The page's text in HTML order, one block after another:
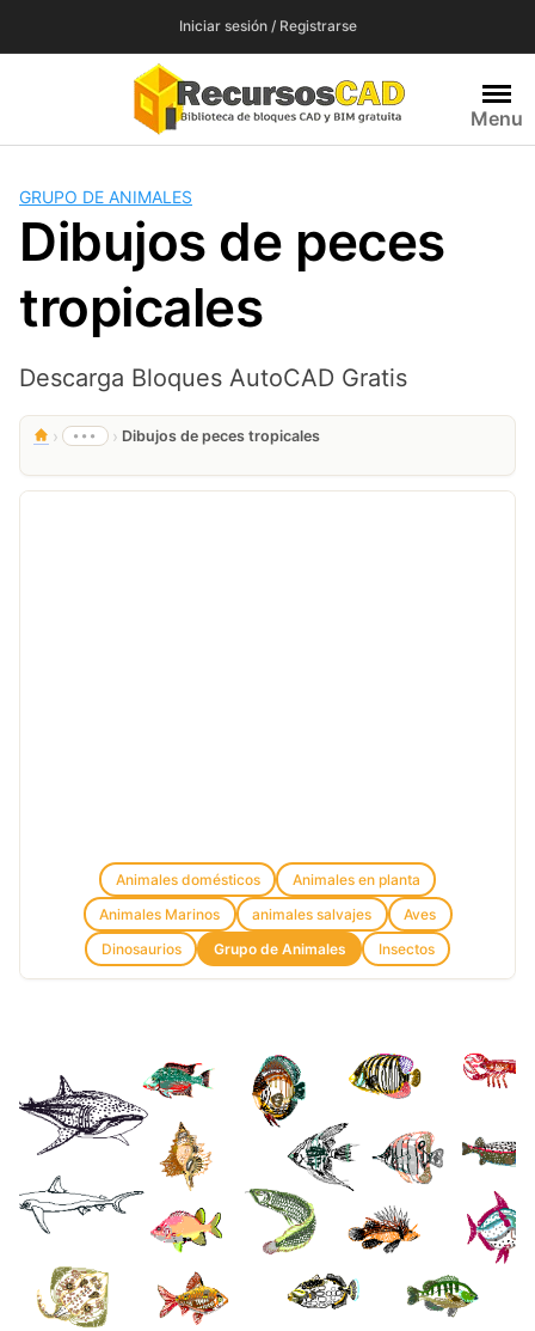
Iniciar sesión / Registrarse
Menu
GRUPO DE ANIMALES
Dibujos de peces
tropicales
Descarga Bloques AutoCAD Gratis
› ••• › Dibujos de peces tropicales
Animales domésticos
Animales en planta
Animales Marinos
animales salvajes
Aves
Dinosaurios
Grupo de Animales Insectos